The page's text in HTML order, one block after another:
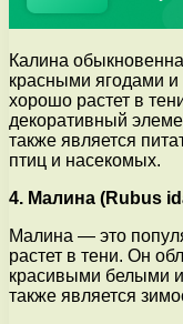
Калина
красными ягодами
хорошо растет в
декоративный
также является
птиц и насекомых.
4. Малина (Rubus
Малина — это
растет в тени. Он
красивыми белыми
также является